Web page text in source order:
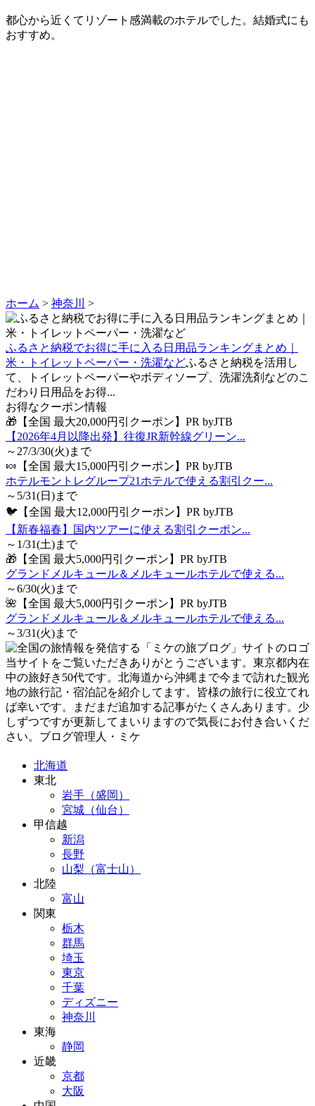
都心から近くてリゾート感満載のホテルでした。結婚式にも
おすすめ。
ホーム > 神奈川 >
ふるさと納税でお得に手に入る日用品ランキングまとめ｜
米・トイレットペーパー・洗濯などふるさと納税を活用し
て、トイレットペーパーやボディソープ、洗濯洗剤などのこ
だわり日用品をお得...
お得なクーポン情報
🎁【全国 最大20,000円引クーポン】PR byJTB
【2026年4月以降出発】往復JR新幹線グリーン...
～27/3/30(火)まで
🍬【全国 最大15,000円引クーポン】PR byJTB
ホテルモントレグループ21ホテルで使える割引クー...
～5/31(日)まで
🐦【全国 最大12,000円引クーポン】PR byJTB
【新春福春】国内ツアーに使える割引クーポン...
～1/31(土)まで
🎁【全国 最大5,000円引クーポン】PR byJTB
グランドメルキュール＆メルキュールホテルで使える...
～6/30(火)まで
🌺【全国 最大5,000円引クーポン】PR byJTB
グランドメルキュール＆メルキュールホテルで使える...
～3/31(火)まで
当サイトをご覧いただきありがとうございます。東京都内在
中の旅好き50代です。北海道から沖縄まで今まで訪れた観光
地の旅行記・宿泊記を紹介してます。皆様の旅行に役立てれ
ば幸いです。まだまだ追加する記事がたくさんあります。少
しずつですが更新してまいりますので気長にお付き合いくだ
さい。ブログ管理人・ミケ
北海道
東北
岩手（盛岡）
宮城（仙台）
甲信越
新潟
長野
山梨（富士山）
北陸
富山
関東
栃木
群馬
埼玉
東京
千葉
ディズニー
神奈川
東海
静岡
近畿
京都
大阪